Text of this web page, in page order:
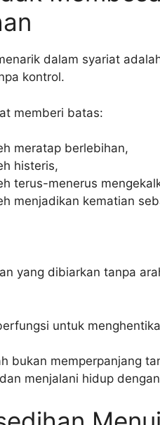
dalam syariat
kontrol.
memberi batas:
meratap berlebihan,
histeris,
terus-menerus
menjadikan kematian
yang dibiarkan tanpa
untuk
bukan memperpanjang
menjalani hidup